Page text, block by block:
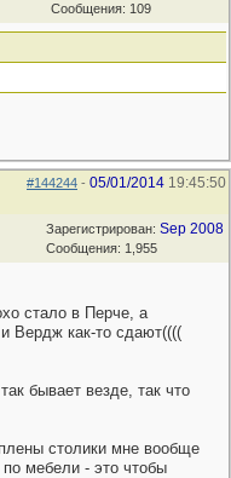
Сообщения: 109
#144244 - 05/01/2014 19:45:50
Зарегистрирован: Sep 2008
Сообщения: 1,955
стало в Перче, а
Вердж как-то сдают((((
бывает везде, так что
столики мне вообще
по мебели - это чтобы